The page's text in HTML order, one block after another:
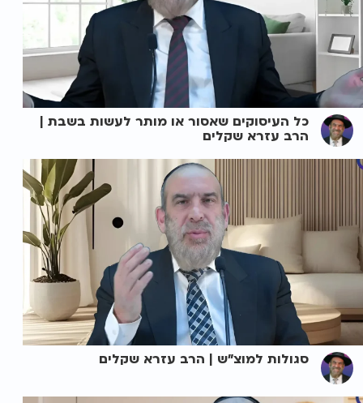
כל העיסוקים שאסור או מותר לעשות בשבת |
הרב עזרא שקלים
סגולות למוצ"ש | הרב עזרא שקלים